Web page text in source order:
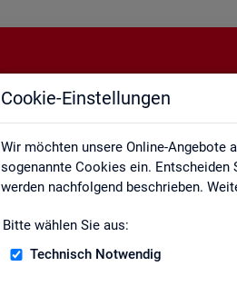
Cookie-Einstellungen
Wir möchten unsere Online-Angebote
sogenannte Cookies ein.
werden nachfolgend beschrieben.
Bitte wählen Sie aus:
Technisch Notwendig